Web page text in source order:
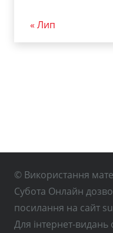
« Лип
© Використання
Субота Онлайн
посилання на сайт
Для інтернет-видань